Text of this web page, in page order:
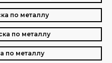
по металлу
по металлу
по металлу